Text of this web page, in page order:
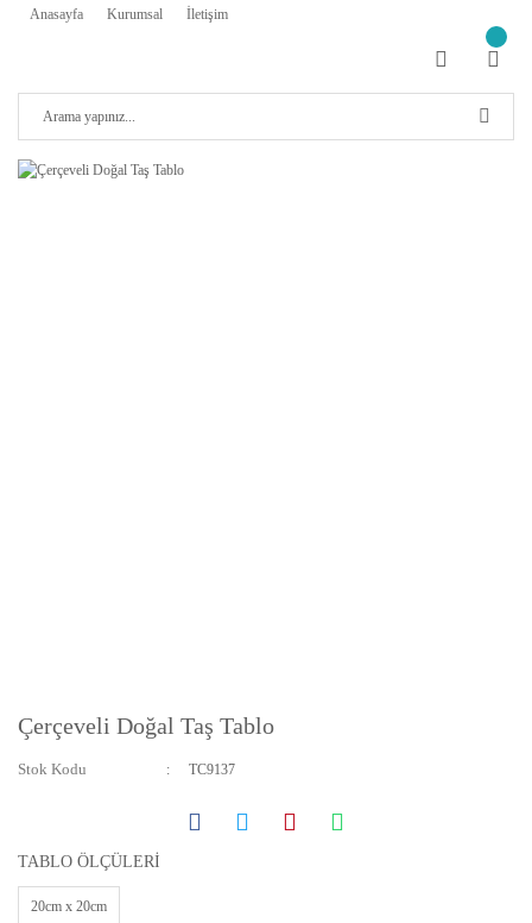
Anasayfa Kurumsal İletişim
Çerçeveli Doğal Taş Tablo
Stok Kodu TC9137
TABLO ÖLÇÜLERİ
20cm x 20cm